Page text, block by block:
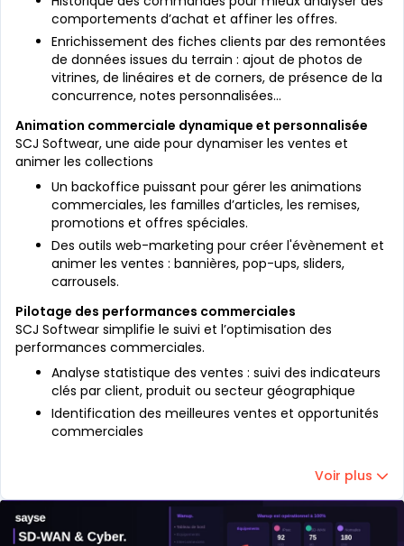
comportements d’achat et affiner les offres.
Enrichissement des fiches clients par des remontées
de données issues du terrain : ajout de photos de
vitrines, de linéaires et de corners, de présence de la
concurrence, notes personnalisées…
Animation commerciale dynamique et personnalisée
SCJ Softwear, une aide pour dynamiser les ventes et
animer les collections
Un backoffice puissant pour gérer les animations
commerciales, les familles d’articles, les remises,
promotions et offres spéciales.
Des outils web-marketing pour créer l'évènement et
animer les ventes : bannières, pop-ups, sliders,
carrousels.
Pilotage des performances commerciales
SCJ Softwear simplifie le suivi et l’optimisation des
performances commerciales.
Analyse statistique des ventes : suivi des indicateurs
clés par client, produit ou secteur géographique
Identification des meilleures ventes et opportunités
commerciales
Voir plus